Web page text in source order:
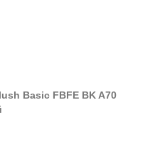
Basic FBFE BK A70